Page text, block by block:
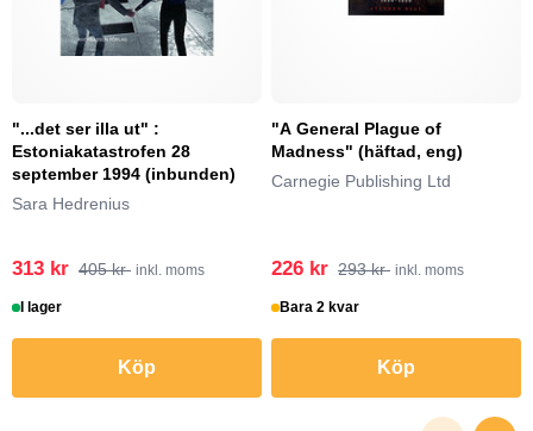
"...det ser illa ut" :
Estoniakatastrofen 28
september 1994 (inbunden)
Sara Hedrenius
313 kr 405 kr inkl. moms
I lager
Köp
"A General Plague of
Madness" (häftad, eng)
Carnegie Publishing Ltd
226 kr 293 kr inkl. moms
Bara 2 kvar
Köp